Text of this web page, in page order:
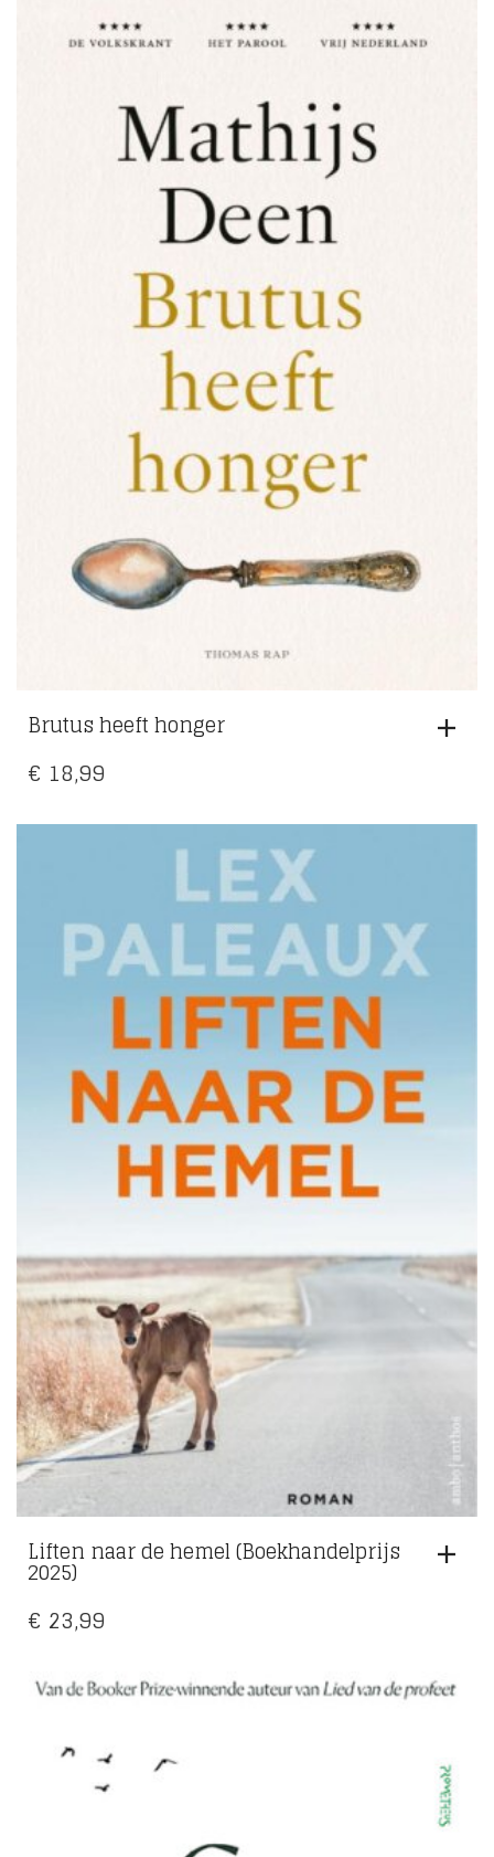
Brutus heeft honger
€ 18,99
Liften naar de hemel (Boekhandelprijs
2025)
€ 23,99